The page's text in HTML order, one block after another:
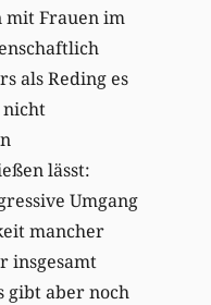
mit Frauen im
als Reding es
nicht
lässt:
Umgang
mancher
insgesamt
gibt aber noch